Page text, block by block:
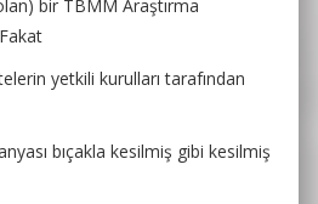
bir TBMM Araştırma
yetkili kurulları tarafından
bıçakla kesilmiş gibi kesilmiş